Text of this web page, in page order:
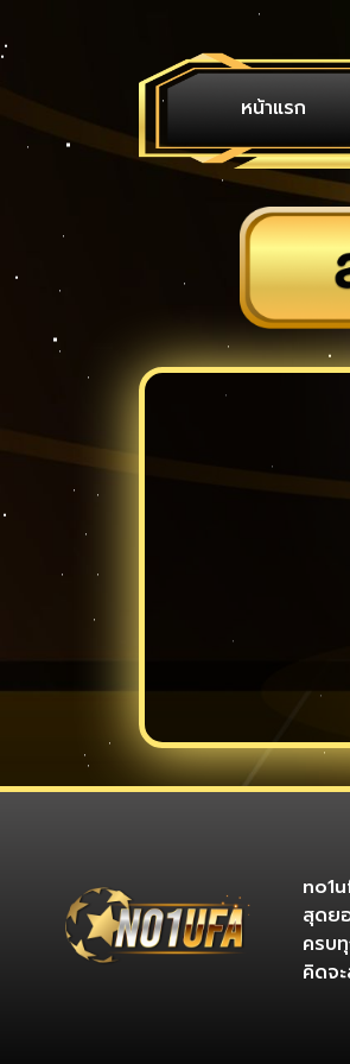
หน้าแรก
สุดย
ครบ
คิดจ